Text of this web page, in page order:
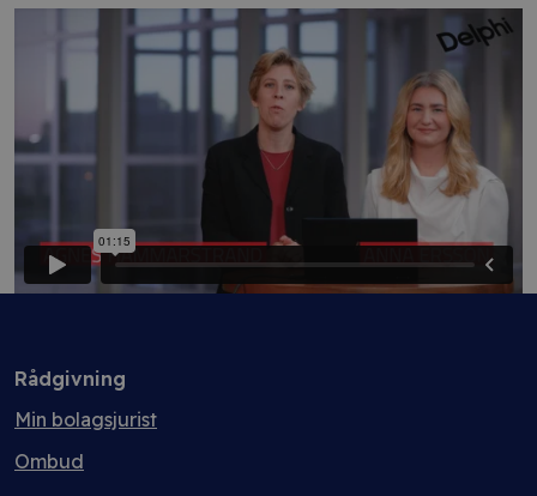
Rådgivning
Min bolagsjurist
Ombud